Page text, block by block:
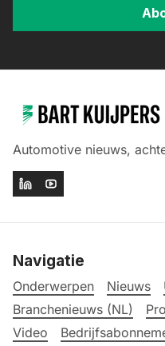
Automotive nieuws,
Navigatie
Onderwerpen Nieuws
Branchenieuws (NL)
Video